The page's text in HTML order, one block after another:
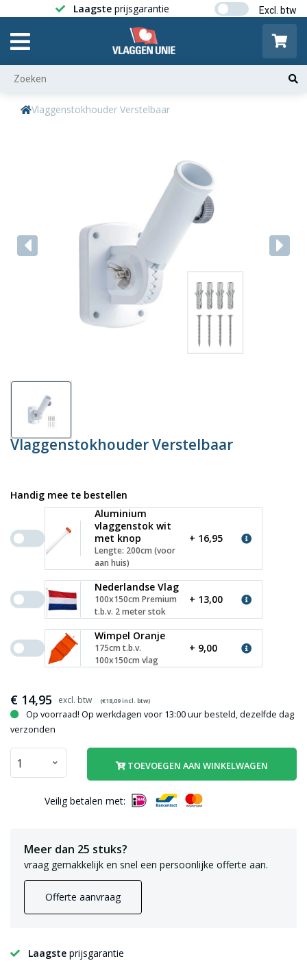
Laagste prijsgarantie Gratis
Vlaggenstokhouder Verstelbaar
Vlaggenstokhouder Verstelbaar
Handig mee te bestellen
Aluminium
vlaggenstok wit
met knop
Lengte: 200cm (voor
aan huis)
+ 16,95
Nederlandse Vlag
100x150cm Premium
t.b.v. 2 meter stok
+ 13,00
Wimpel Oranje
175cm t.b.v.
100x150cm vlag
+ 9,00
€ 14,95 (€18,09incl. btw)
Op voorraad! Op werkdagen voor 13:00 uur besteld, dezelfde dag
verzonden
TOEVOEGEN AAN WINKELWAGEN
Veilig betalen met:
Meer dan 25 stuks?
vraag gemakkelijk en snel een persoonlijke offerte aan.
Offerte aanvraag
Laagste prijsgarantie